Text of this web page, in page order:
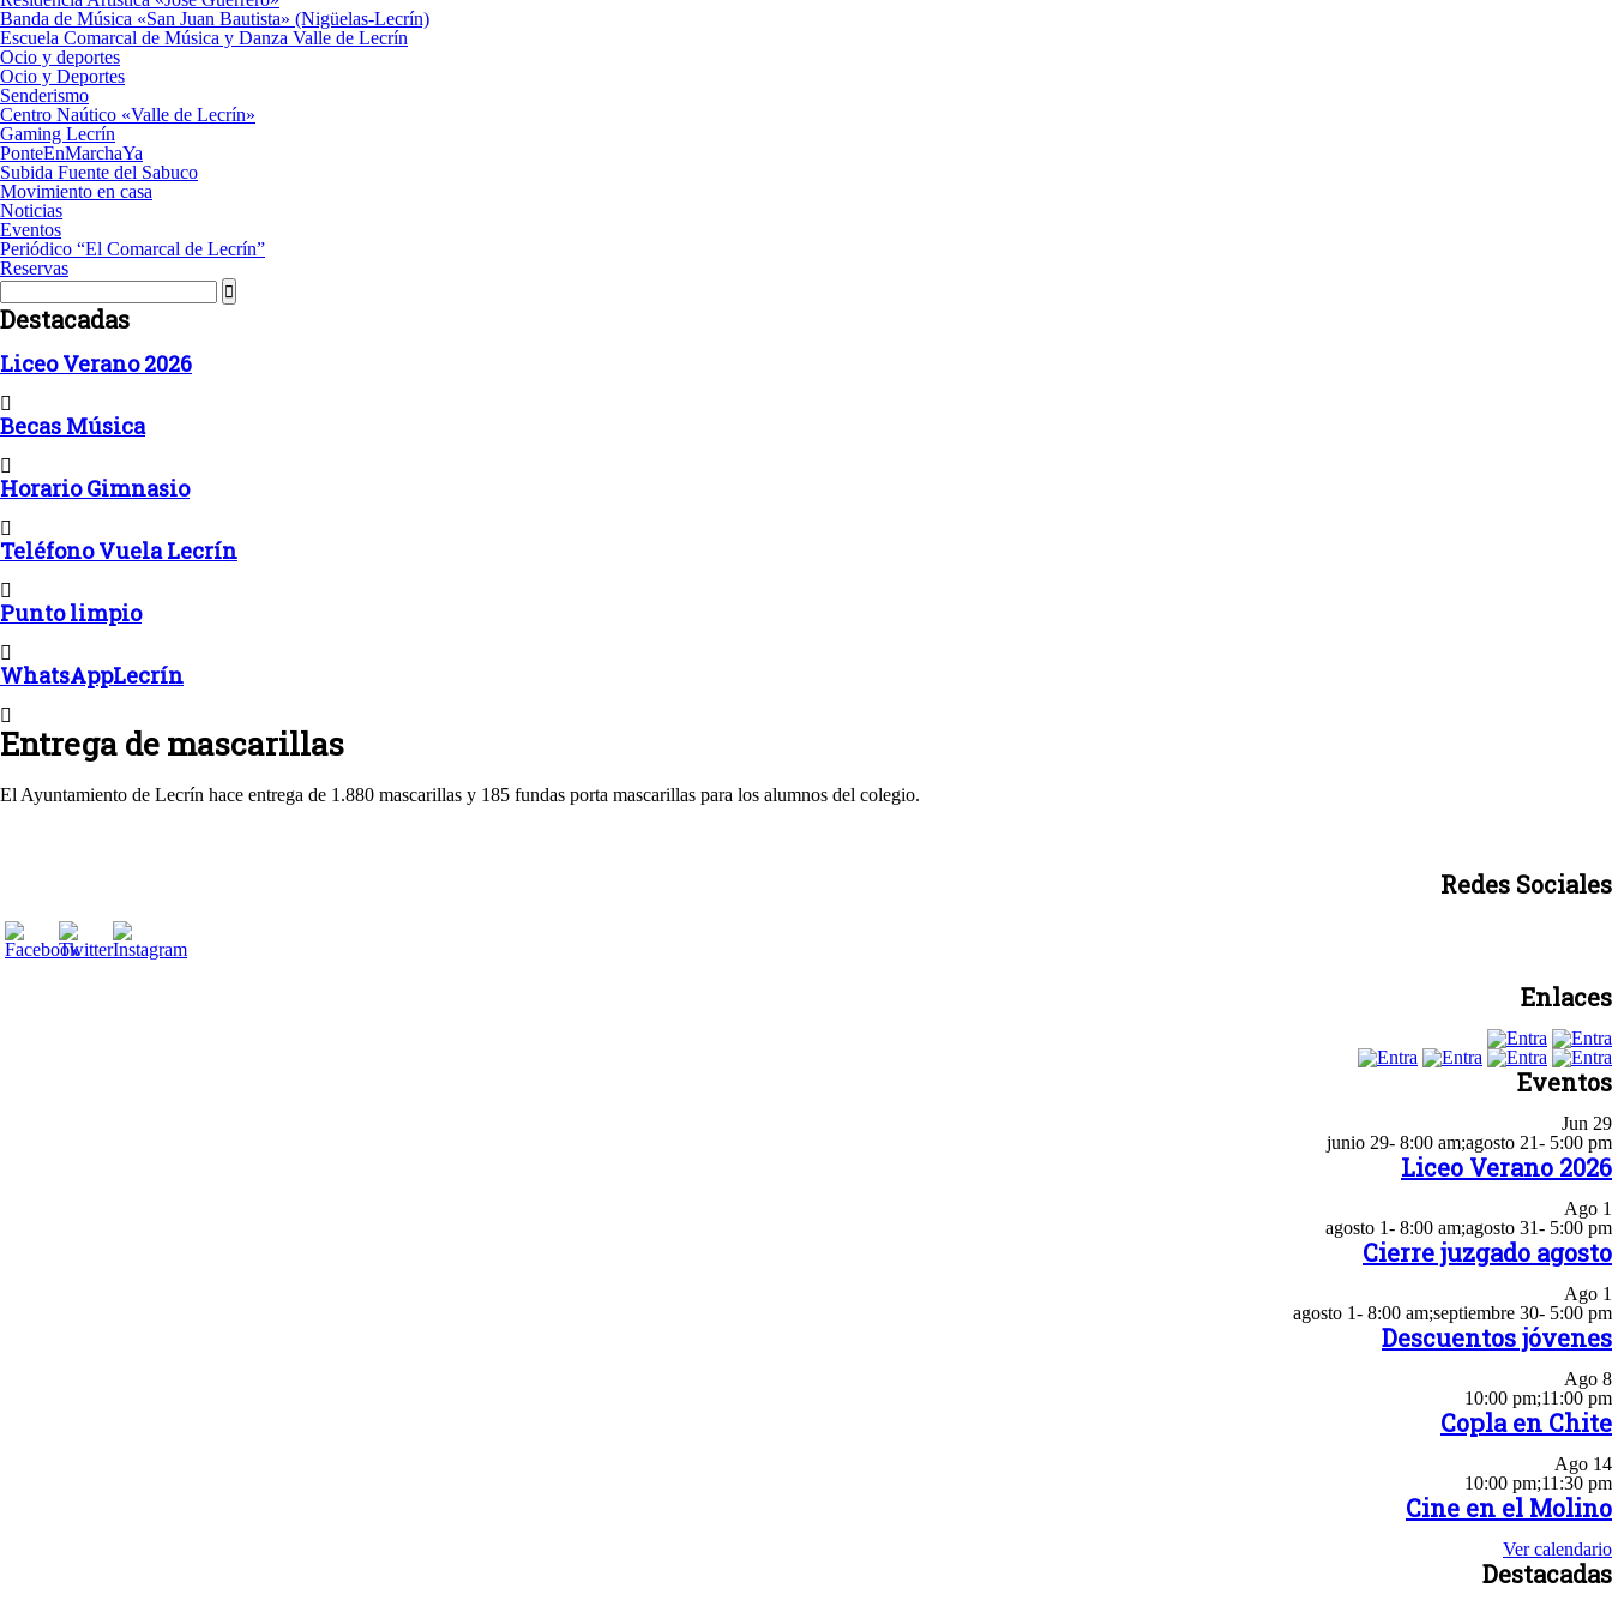
Banda de Música «San Juan Bautista» (Nigüelas-Lecrín)
Escuela Comarcal de Música y Danza Valle de Lecrín
Ocio y deportes
Ocio y Deportes
Senderismo
Centro Naútico «Valle de Lecrín»
Gaming Lecrín
PonteEnMarchaYa
Subida Fuente del Sabuco
Movimiento en casa
Noticias
Eventos
Periódico “El Comarcal de Lecrín”
Reservas
Destacadas
Liceo Verano 2026
Becas Música
Horario Gimnasio
Teléfono Vuela Lecrín
Punto limpio
WhatsAppLecrín
Entrega de mascarillas
El Ayuntamiento de Lecrín hace entrega de 1.880 mascarillas y 185 fundas porta mascarillas para los alumnos del colegio.
Redes Sociales
Enlaces
Eventos
Jun 29
junio 29- 8:00 am;agosto 21- 5:00 pm
Liceo Verano 2026
Ago 1
agosto 1- 8:00 am;agosto 31- 5:00 pm
Cierre juzgado agosto
Ago 1
agosto 1- 8:00 am;septiembre 30- 5:00 pm
Descuentos jóvenes
Ago 8
10:00 pm;11:00 pm
Copla en Chite
Ago 14
10:00 pm;11:30 pm
Cine en el Molino
Ver calendario
Destacadas